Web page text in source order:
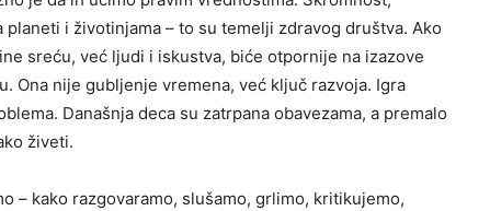
i životinjama – to su temelji zdravog društva. Ako
sreću, već ljudi i iskustva, biće otpornije na izazove
Ona nije gubljenje vremena, već ključ razvoja. Igra
Današnja deca su zatrpana obavezama, a premalo
živeti.
– kako razgovaramo, slušamo, grlimo, kritikujemo,